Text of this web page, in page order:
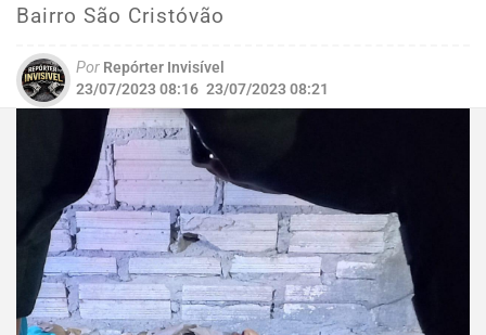
Bairro São Cristóvão
Por Repórter Invisível
23/07/2023 08:16 23/07/2023 08:21